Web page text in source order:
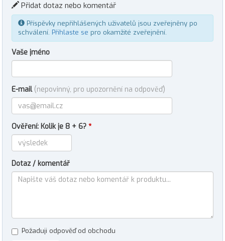
Přidat dotaz nebo komentář
Příspěvky nepřihlášených uživatelů jsou zveřejněny po
schválení. Přihlaste se pro okamžité zveřejnění.
Vaše jméno
E-mail (nepovinný, pro upozornění na odpověď)
Ověření: Kolik je 8 + 6? *
Dotaz / komentář
Požaduji odpověď od obchodu